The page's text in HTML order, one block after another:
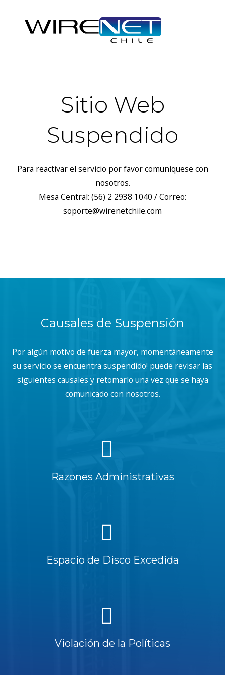
Sitio Web
Suspendido
Para reactivar el servicio por favor comuníquese con
nosotros.
Mesa Central: (56) 2 2938 1040 / Correo:
soporte@wirenetchile.com
Causales de Suspensión
Por algún motivo de fuerza mayor, momentáneamente
su servicio se encuentra suspendido! puede revisar las
siguientes causales y retomarlo una vez que se haya
comunicado con nosotros.
Razones Administrativas
Espacio de Disco Excedida
Violación de la Políticas